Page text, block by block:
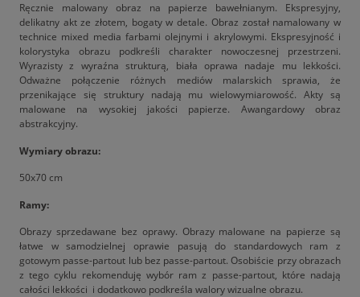
Ręcznie malowany obraz na papierze bawełnianym. Ekspresyjny,
delikatny akt ze złotem, bogaty w detale. Obraz został namalowany w
technice mixed media farbami olejnymi i akrylowymi. Ekspresyjność i
kolorystyka obrazu podkreśli charakter nowoczesnej przestrzeni.
Wyrazisty z wyraźna strukturą, biała oprawa nadaje mu lekkości.
Odważne połączenie różnych mediów malarskich sprawia, że
przenikające się struktury nadają mu wielowymiarowość. Akty są
malowane na wysokiej jakości papierze. Awangardowy obraz
abstrakcyjny.
Wymiary obrazu:
50x70 cm
Ramy:
Obrazy sprzedawane bez oprawy. Obrazy malowane na papierze są
łatwe w samodzielnej oprawie pasują do standardowych ram z
gotowym passe-partout lub bez passe-partout. Osobiście przy obrazach
z tego cyklu rekomenduję wybór ram z passe-partout, które nadają
całości lekkości i dodatkowo podkreśla walory wizualne obrazu.